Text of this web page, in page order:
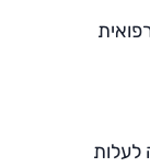
לעלות